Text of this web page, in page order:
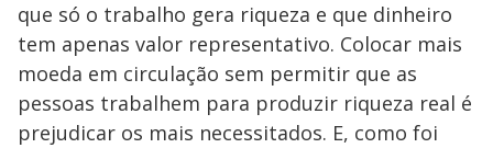
que só o trabalho gera riqueza e que dinheiro
tem apenas valor representativo. Colocar mais
moeda em circulação sem permitir que as
pessoas trabalhem para produzir riqueza real é
prejudicar os mais necessitados. E, como foi